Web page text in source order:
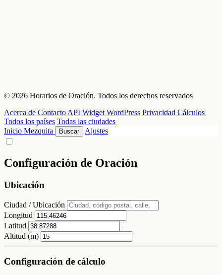
© 2026 Horarios de Oración. Todos los derechos reservados
Acerca de ContactoAPI Widget WordPress Privacidad Cálculos
Todos los países Todas las ciudades
Inicio Mezquita Buscar Ajustes
Configuración de Oración
Ubicación
Ciudad / Ubicación
Longitud
Latitud
Altitud (m)
Configuración de cálculo